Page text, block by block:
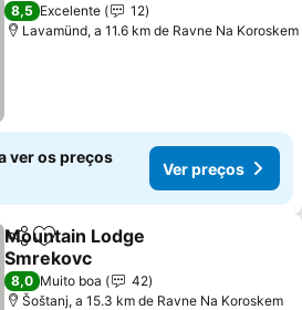
8,5 Excelente
12
Lavamünd, a 11.6 km de Ravne Na Koroskem
ver os preços
Ver preços
PartilharAdicionar aos favoritos
Mountain Lodge
Smrekovc
Ver preços
8,0 Muito boa
42
Šoštanj, a 15.3 km de Ravne Na Koroskem